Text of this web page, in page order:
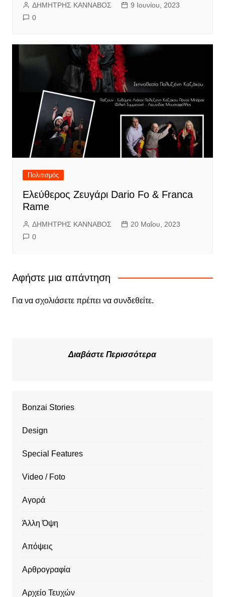
ΔΗΜΗΤΡΗΣ ΚΑΝΝΑΒΟΣ
9 Ιουνίου, 2023
0
Πολιτισμός
Ελεύθερος Ζευγάρι Dario Fo & Franca
Rame
ΔΗΜΗΤΡΗΣ ΚΑΝΝΑΒΟΣ
20 Μαΐου, 2023
0
Αφήστε μια απάντηση
Για να σχολιάσετε πρέπει να συνδεθείτε.
Διαβάστε Περισσότερα
Bonzai Stories
Design
Special Features
Video / Foto
Αγορά
Άλλη Όψη
Απόψεις
Αρθρογραφία
Αρχείο Τευχών